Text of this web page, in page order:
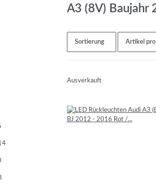
A3 (8V) Baujahr
Sortierung Artikel pro
Ausverkauft